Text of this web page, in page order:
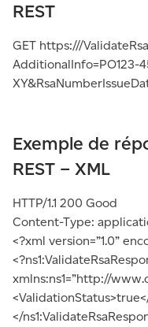
REST
GET https:///
AdditionalInfo=PO123-
Exemple de
REST – XML
HTTP/1.1 200 Good
Content-Type:
<?xml version=”1.0”
xmlns:ns1=”http://
</